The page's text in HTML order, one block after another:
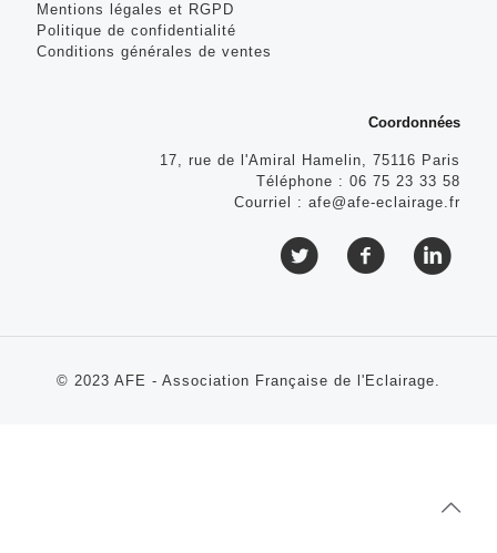
Mentions légales et RGPD
Politique de confidentialité
Conditions générales de ventes
Coordonnées
17, rue de l'Amiral Hamelin, 75116 Paris
Téléphone : 06 75 23 33 58
Courriel : afe@afe-eclairage.fr
© 2023 AFE - Association Française de l'Eclairage.